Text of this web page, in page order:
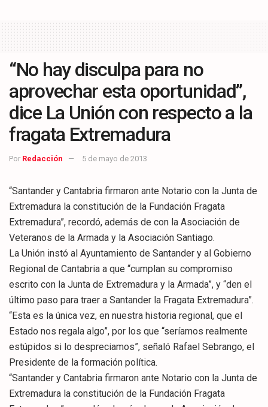
“No hay disculpa para no
aprovechar esta oportunidad”,
dice La Unión con respecto a la
fragata Extremadura
Por Redacción 5 de mayo de 2013
“Santander y Cantabria firmaron ante Notario con la Junta de
Extremadura la constitución de la Fundación Fragata
Extremadura”, recordó, además de con la Asociación de
Veteranos de la Armada y la Asociación Santiago.
La Unión instó al Ayuntamiento de Santander y al Gobierno
Regional de Cantabria a que “cumplan su compromiso
escrito con la Junta de Extremadura y la Armada”, y “den el
último paso para traer a Santander la Fragata Extremadura”.
“Esta es la única vez, en nuestra historia regional, que el
Estado nos regala algo”, por los que “seríamos realmente
estúpidos si lo despreciamos”, señaló Rafael Sebrango, el
Presidente de la formación política.
“Santander y Cantabria firmaron ante Notario con la Junta de
Extremadura la constitución de la Fundación Fragata